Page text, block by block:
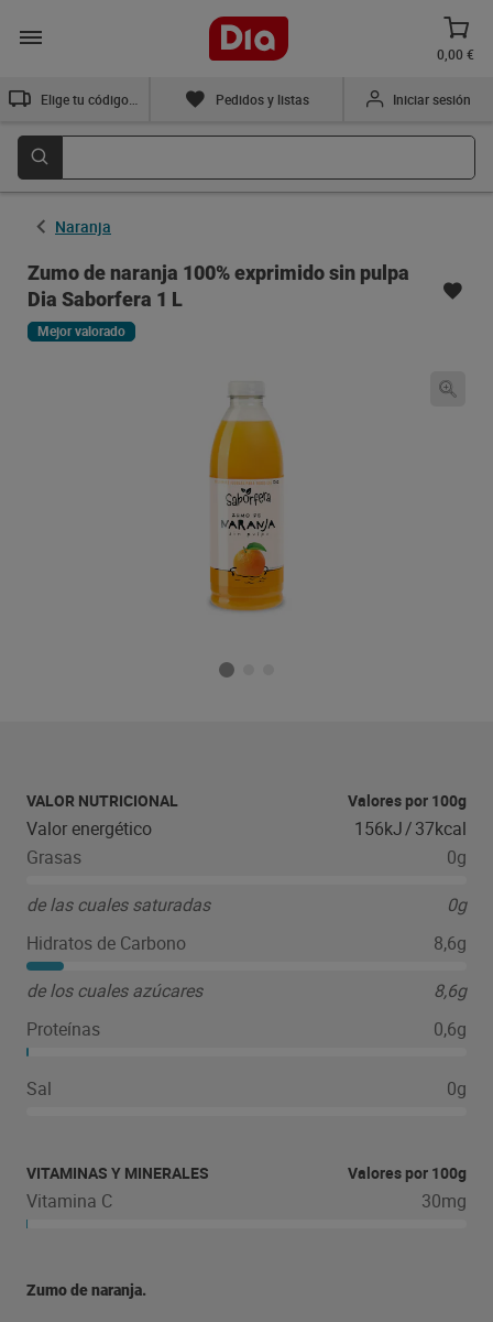
0,00 €
Pedidos y listas Iniciar sesión
Naranja
Zumo de naranja 100% exprimido sin pulpa
Dia Saborfera 1 L
Mejor valorado
VALOR NUTRICIONAL Valores por 100g
Valor energético 156kJ/37kcal
Grasas
0g
de las cuales saturadas
0g
Hidratos de Carbono
8,6g
de los cuales azúcares
8,6g
Proteínas
0,6g
Sal 0g
VITAMINAS Y MINERALES Valores por 100g
Vitamina C 30mg
Zumo de naranja.